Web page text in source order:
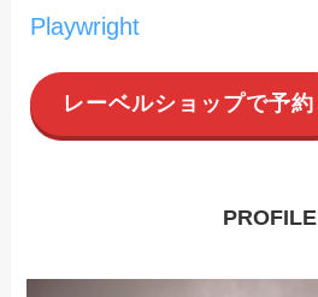
Playwright
レーベルショップで予約
PROFILE